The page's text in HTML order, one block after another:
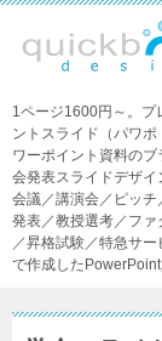
1ページ1600円～。プ
ントスライド（パワ
ワーポイント資料の
会発表スライドデザ
会議／講演会／ピッ
発表／教授選考／フ
／昇格試験／特急サ
で作成した